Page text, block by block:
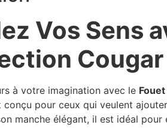
Vos Sens
Cougar
à votre imagination avec le
conçu pour ceux qui veulent
manche élégant, il est idéal